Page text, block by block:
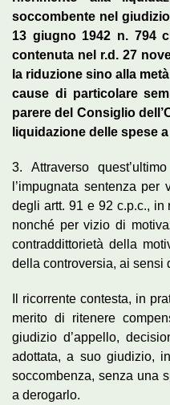
soccombente nel
13 giugno 1942 n. 794
contenuta nel r.d. 27
la riduzione sino alla
cause di particolare
parere del Consiglio
liquidazione delle spese
3. Attraverso
l’impugnata sentenza
degli artt. 91 e 92 c.p.c., in
nonché per vizio di
contraddittorietà della
della controversia, ai sensi
Il ricorrente contesta, in
merito di ritenere
giudizio d’appello,
adottata, a suo giudizio,
soccombenza, senza una
a derogarlo.